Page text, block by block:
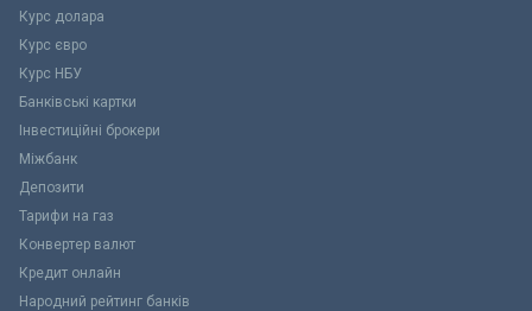
Курс долара
Курс євро
Курс НБУ
Банківські картки
Інвестиційні брокери
Міжбанк
Депозити
Тарифи на газ
Конвертер валют
Кредит онлайн
Народний рейтинг банків